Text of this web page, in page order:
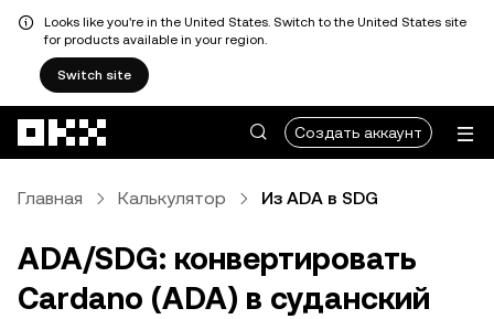
Looks like you're in the United States. Switch to the United States site
for products available in your region.
Switch site
Создать аккаунт
Главная Калькулятор Из ADA в SDG
ADA/SDG: конвертировать
Cardano (ADA) в суданский